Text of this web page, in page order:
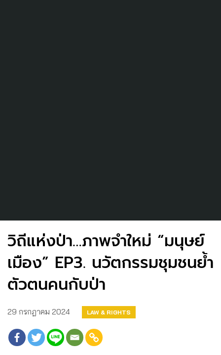
วิถีแห่งป่า…ภาพจำใหม่ “มนุษย์
เมือง” EP3. นวัตกรรมชุมชนย้ำ
ตัวตนคนกับป่า
29 กรกฎาคม 2024 LAW & RIGHTS